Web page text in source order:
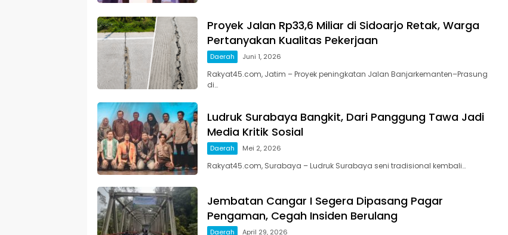
Proyek Jalan Rp33,6 Miliar di Sidoarjo Retak, Warga
Pertanyakan Kualitas Pekerjaan
Daerah Juni 1, 2026
Rakyat45.com, Jatim – Proyek peningkatan Jalan Banjarkemanten–Prasung
di…
Ludruk Surabaya Bangkit, Dari Panggung Tawa Jadi
Media Kritik Sosial
Daerah Mei 2, 2026
Rakyat45.com, Surabaya – Ludruk Surabaya seni tradisional kembali…
Jembatan Cangar I Segera Dipasang Pagar
Pengaman, Cegah Insiden Berulang
Daerah April 29, 2026